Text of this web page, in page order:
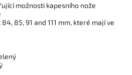
možnosti kapesního nože
85, 91 and 111 mm, které mají ve